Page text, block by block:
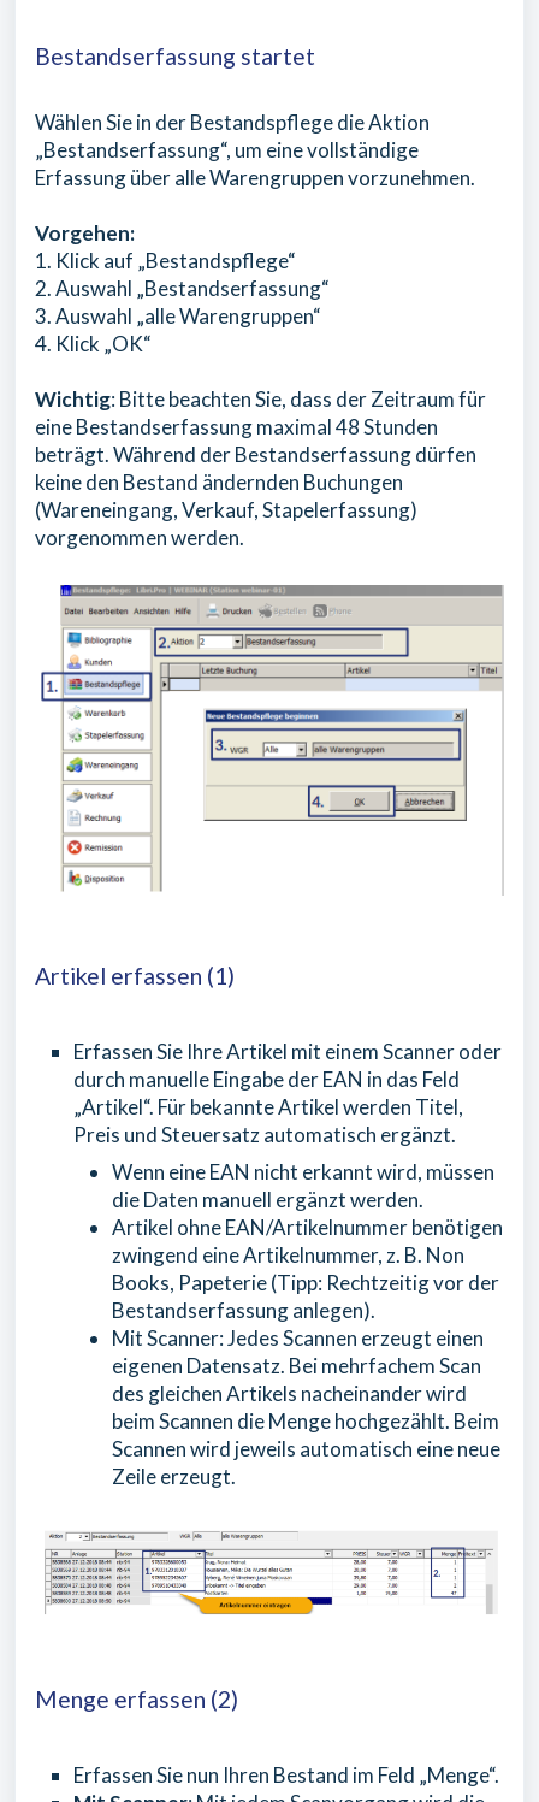
Bestandserfassung startet
Wählen Sie in der Bestandspflege die Aktion
„Bestandserfassung“, um eine vollständige
Erfassung über alle Warengruppen vorzunehmen.
Vorgehen:
1. Klick auf „Bestandspflege“
2. Auswahl „Bestandserfassung“
3. Auswahl „alle Warengruppen“
4. Klick „OK“
Wichtig: Bitte beachten Sie, dass der Zeitraum für
eine Bestandserfassung maximal 48 Stunden
beträgt. Während der Bestandserfassung dürfen
keine den Bestand ändernden Buchungen
(Wareneingang, Verkauf, Stapelerfassung)
vorgenommen werden.
Artikel erfassen (1)
Erfassen Sie Ihre Artikel mit einem Scanner oder
durch manuelle Eingabe der EAN in das Feld
„Artikel“. Für bekannte Artikel werden Titel,
Preis und Steuersatz automatisch ergänzt.
Wenn eine EAN nicht erkannt wird, müssen
die Daten manuell ergänzt werden.
Artikel ohne EAN/Artikelnummer benötigen
zwingend eine Artikelnummer, z. B. Non
Books, Papeterie (Tipp: Rechtzeitig vor der
Bestandserfassung anlegen).
Mit Scanner: Jedes Scannen erzeugt einen
eigenen Datensatz. Bei mehrfachem Scan
des gleichen Artikels nacheinander wird
beim Scannen die Menge hochgezählt. Beim
Scannen wird jeweils automatisch eine neue
Zeile erzeugt.
Menge erfassen (2)
Erfassen Sie nun Ihren Bestand im Feld „Menge“.